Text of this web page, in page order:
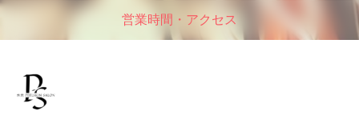
営業時間・アクセス